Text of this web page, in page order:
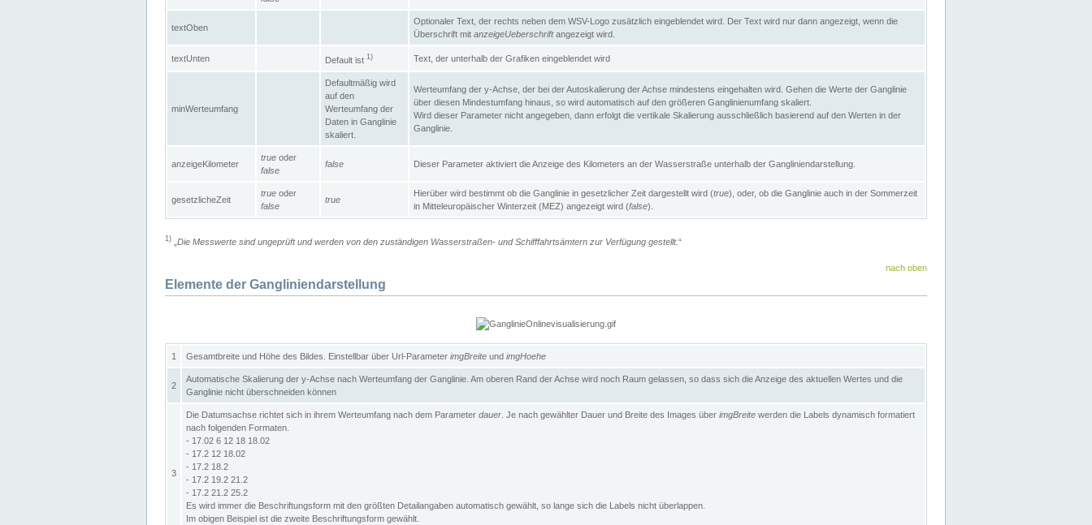
textOben
Optionaler Text, der rechts neben dem WSV-Logo zusätzlich eingeblendet wird. Der Text wird nur dann angezeigt, wenn die
Überschrift mit anzeigeUeberschriftangezeigt wird.
textUnten Default ist 1) Text, der unterhalb der Grafiken eingeblendet wird
minWerteumfang
Defaultmäßig wird
auf den
Werteumfang der
Daten in Ganglinie
skaliert.
Werteumfang der y-Achse, der bei der Autoskalierung der Achse mindestens eingehalten wird. Gehen die Werte der Ganglinie
über diesen Mindestumfang hinaus, so wird automatisch auf den größeren Ganglinienumfang skaliert.
Wird dieser Parameter nicht angegeben, dann erfolgt die vertikale Skalierung ausschließlich basierend auf den Werten in der
Ganglinie.
anzeigeKilometer
true oder
false
false Dieser Parameter aktiviert die Anzeige des Kilometers an der Wasserstraße unterhalb der Gangliniendarstellung.
gesetzlicheZeit
true oder
false
true
Hierüber wird bestimmt ob die Ganglinie in gesetzlicher Zeit dargestellt wird (true), oder, ob die Ganglinie auch in der Sommerzeit
in Mitteleuropäischer Winterzeit (MEZ) angezeigt wird (false).
1) Die Messwerte sind ungeprüft und werden von den zuständigen Wasserstraßen- und Schifffahrtsämtern zur Verfügung gestellt.“
nach oben
Elemente der Gangliniendarstellung
1 Gesamtbreite und Höhe des Bildes. Einstellbar über Url-Parameter imgBreite und imgHoehe
2
Automatische Skalierung der y-Achse nach Werteumfang der Ganglinie. Am oberen Rand der Achse wird noch Raum gelassen, so dass sich die Anzeige des aktuellen Wertes und die
Ganglinie nicht überschneiden können
3
Die Datumsachse richtet sich in ihrem Werteumfang nach dem Parameter dauer . Je nach gewählter Dauer und Breite des Images über imgBreite werden die Labels dynamisch formatiert
nach folgenden Formaten.
- 17.02 6 12 18 18.02
- 17.2 12 18.02
- 17.2 18.2
- 17.2 19.2 21.2
- 17.2 21.2 25.2
Es wird immer die Beschriftungsform mit den größten Detailangaben automatisch gewählt, so lange sich die Labels nicht überlappen.
Im obigen Beispiel ist die zweite Beschriftungsform gewählt.